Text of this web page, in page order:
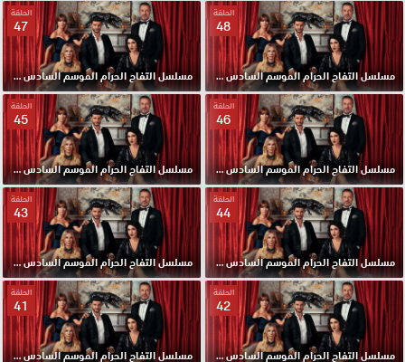
الحلقة
48
مسلسل التفاح الحرام الموسم السادس مدبلج الحلقة 48 HD
الحلقة
47
مسلسل التفاح الحرام الموسم السادس مدبلج الحلقة 47 HD
الحلقة
46
مسلسل التفاح الحرام الموسم السادس مدبلج الحلقة 46 HD
الحلقة
45
مسلسل التفاح الحرام الموسم السادس مدبلج الحلقة 45 HD
الحلقة
44
مسلسل التفاح الحرام الموسم السادس مدبلج الحلقة 44 HD
الحلقة
43
مسلسل التفاح الحرام الموسم السادس مدبلج الحلقة 43 HD
الحلقة
42
مسلسل التفاح الحرام الموسم السادس مدبلج الحلقة 42 HD
الحلقة
41
مسلسل التفاح الحرام الموسم السادس مدبلج الحلقة 41 HD